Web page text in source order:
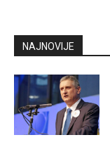
NAJNOVIJE